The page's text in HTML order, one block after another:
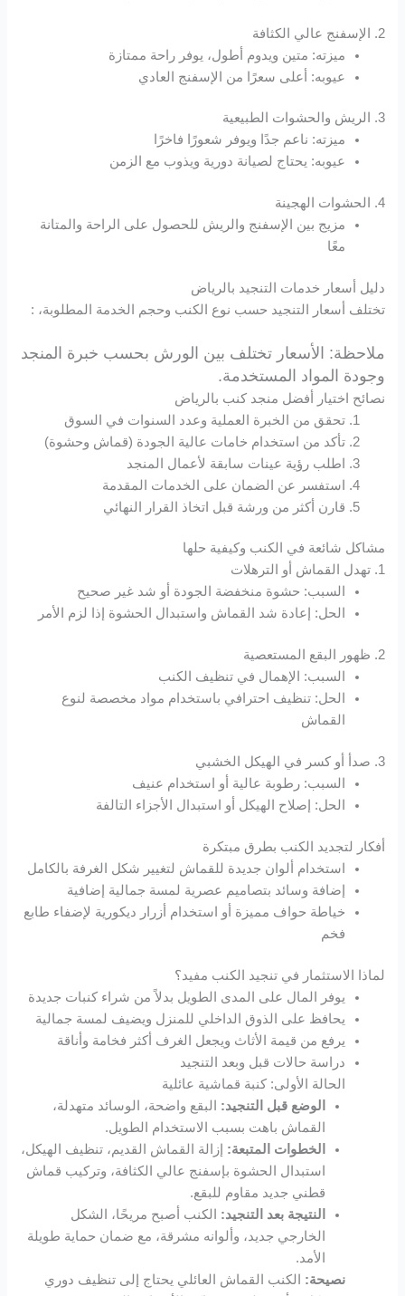
Hacklink panel
Hacklink panel
Hacklink panel
Hacklink panel
Hacklink panel
Hacklink panel
Hacklink panel
Hacklink satın al
Hacklink Panel
Hacklink satın al
Hacklink
Hacklink Panel
unblocked games
Hacklink Panel
Hacklink Panel
Hacklink Panel
Hacklink Panel
Hacklink Panel
Hacklink Panel
Hacklink panel
Hacklink panel
Hacklink panel
Hacklink giriş
vdcasino
deneme bonusu
2. الإسفنج عالي الكثافة
ميزته: متين ويدوم أطول، يوفر راحة ممتازة
عيوبه: أعلى سعرًا من الإسفنج العادي
3. الريش والحشوات الطبيعية
ميزته: ناعم جدًا ويوفر شعورًا فاخرًا
عيوبه: يحتاج لصيانة دورية ويذوب مع الزمن
4. الحشوات الهجينة
مزيج بين الإسفنج والريش للحصول على الراحة والمتانة
معًا
دليل أسعار خدمات التنجيد بالرياض
تختلف أسعار التنجيد حسب نوع الكنب وحجم الخدمة المطلوبة، :
ملاحظة: الأسعار تختلف بين الورش بحسب خبرة المنجد
وجودة المواد المستخدمة.
نصائح اختيار أفضل منجد كنب بالرياض
تحقق من الخبرة العملية وعدد السنوات في السوق
تأكد من استخدام خامات عالية الجودة (قماش وحشوة)
اطلب رؤية عينات سابقة لأعمال المنجد
استفسر عن الضمان على الخدمات المقدمة
قارن أكثر من ورشة قبل اتخاذ القرار النهائي
مشاكل شائعة في الكنب وكيفية حلها
1. تهدل القماش أو الترهلات
السبب: حشوة منخفضة الجودة أو شد غير صحيح
الحل: إعادة شد القماش واستبدال الحشوة إذا لزم الأمر
2. ظهور البقع المستعصية
السبب: الإهمال في تنظيف الكنب
الحل: تنظيف احترافي باستخدام مواد مخصصة لنوع
القماش
3. صدأ أو كسر في الهيكل الخشبي
السبب: رطوبة عالية أو استخدام عنيف
الحل: إصلاح الهيكل أو استبدال الأجزاء التالفة
أفكار لتجديد الكنب بطرق مبتكرة
استخدام ألوان جديدة للقماش لتغيير شكل الغرفة بالكامل
إضافة وسائد بتصاميم عصرية لمسة جمالية إضافية
خياطة حواف مميزة أو استخدام أزرار ديكورية لإضفاء طابع
فخم
لماذا الاستثمار في تنجيد الكنب مفيد؟
يوفر المال على المدى الطويل بدلاً من شراء كنبات جديدة
يحافظ على الذوق الداخلي للمنزل ويضيف لمسة جمالية
يرفع من قيمة الأثاث ويجعل الغرف أكثر فخامة وأناقة
دراسة حالات قبل وبعد التنجيد
الحالة الأولى: كنبة قماشية عائلية
الوضع قبل التنجيد: البقع واضحة، الوسائد متهدلة،
القماش باهت بسبب الاستخدام الطويل.
الخطوات المتبعة: إزالة القماش القديم، تنظيف الهيكل،
استبدال الحشوة بإسفنج عالي الكثافة، وتركيب قماش
قطني جديد مقاوم للبقع.
النتيجة بعد التنجيد: الكنب أصبح مريحًا، الشكل
الخارجي جديد، وألوانه مشرقة، مع ضمان حماية طويلة
الأمد.
نصيحة: الكنب القماش العائلي يحتاج إلى تنظيف دوري